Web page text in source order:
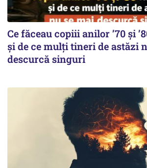
Ce făceau copiii anilor ’70 și
și de ce mulți tineri de astăzi
descurcă singuri